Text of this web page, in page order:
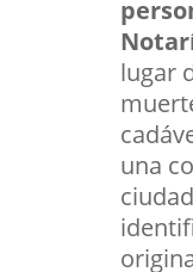
lugar
una